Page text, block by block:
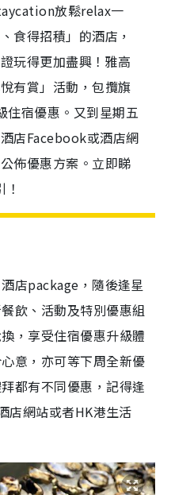
放鬆relax一
食得招積」的酒店，
玩得更加盡興！雅高
有賞」活動，包攬旗
住宿優惠。又到星期五
店Facebook或酒店網
佈優惠方案。立即睇
店package，隨後逢星
飲、活動及特別優惠組
，享受住宿優惠升級體
意，亦可等下周全新優
都有不同優惠，記得逢
店網站或者HK港生活